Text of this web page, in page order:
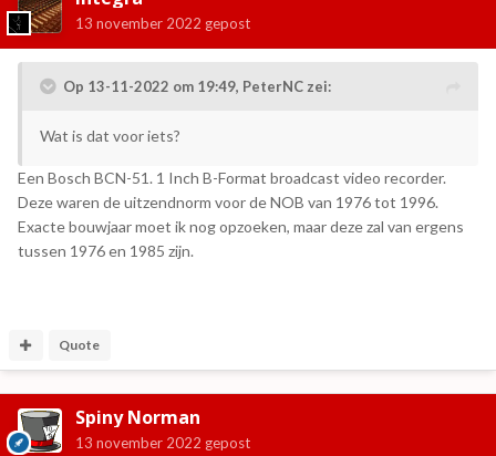
13 november 2022 gepost
Op 13-11-2022 om 19:49, PeterNC zei:
Wat is dat voor iets?
Een Bosch BCN-51. 1 Inch B-Format broadcast video recorder.
Deze waren de uitzendnorm voor de NOB van 1976 tot 1996.
Exacte bouwjaar moet ik nog opzoeken, maar deze zal van ergens
tussen 1976 en 1985 zijn.
Quote
Spiny Norman
13 november 2022 gepost